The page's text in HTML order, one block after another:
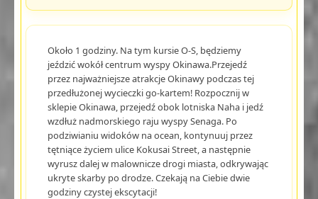
Około 1 godziny. Na tym kursie O-S, będziemy
jeździć wokół centrum wyspy Okinawa.Przejedź
przez najważniejsze atrakcje Okinawy podczas tej
przedłużonej wycieczki go-kartem! Rozpocznij w
sklepie Okinawa, przejedź obok lotniska Naha i jedź
wzdłuż nadmorskiego raju wyspy Senaga. Po
podziwianiu widoków na ocean, kontynuuj przez
tętniące życiem ulice Kokusai Street, a następnie
wyrusz dalej w malownicze drogi miasta, odkrywając
ukryte skarby po drodze. Czekają na Ciebie dwie
godziny czystej ekscytacji!